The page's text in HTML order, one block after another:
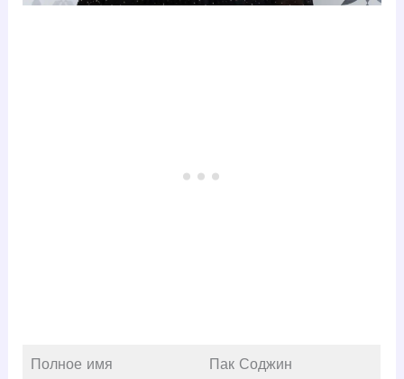
Полное имя Пак Соджин